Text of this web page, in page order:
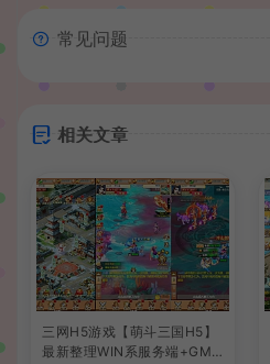
常见问题
相关文章
三网H5游戏【萌斗三国H5】
最新整理WIN系服务端+GM